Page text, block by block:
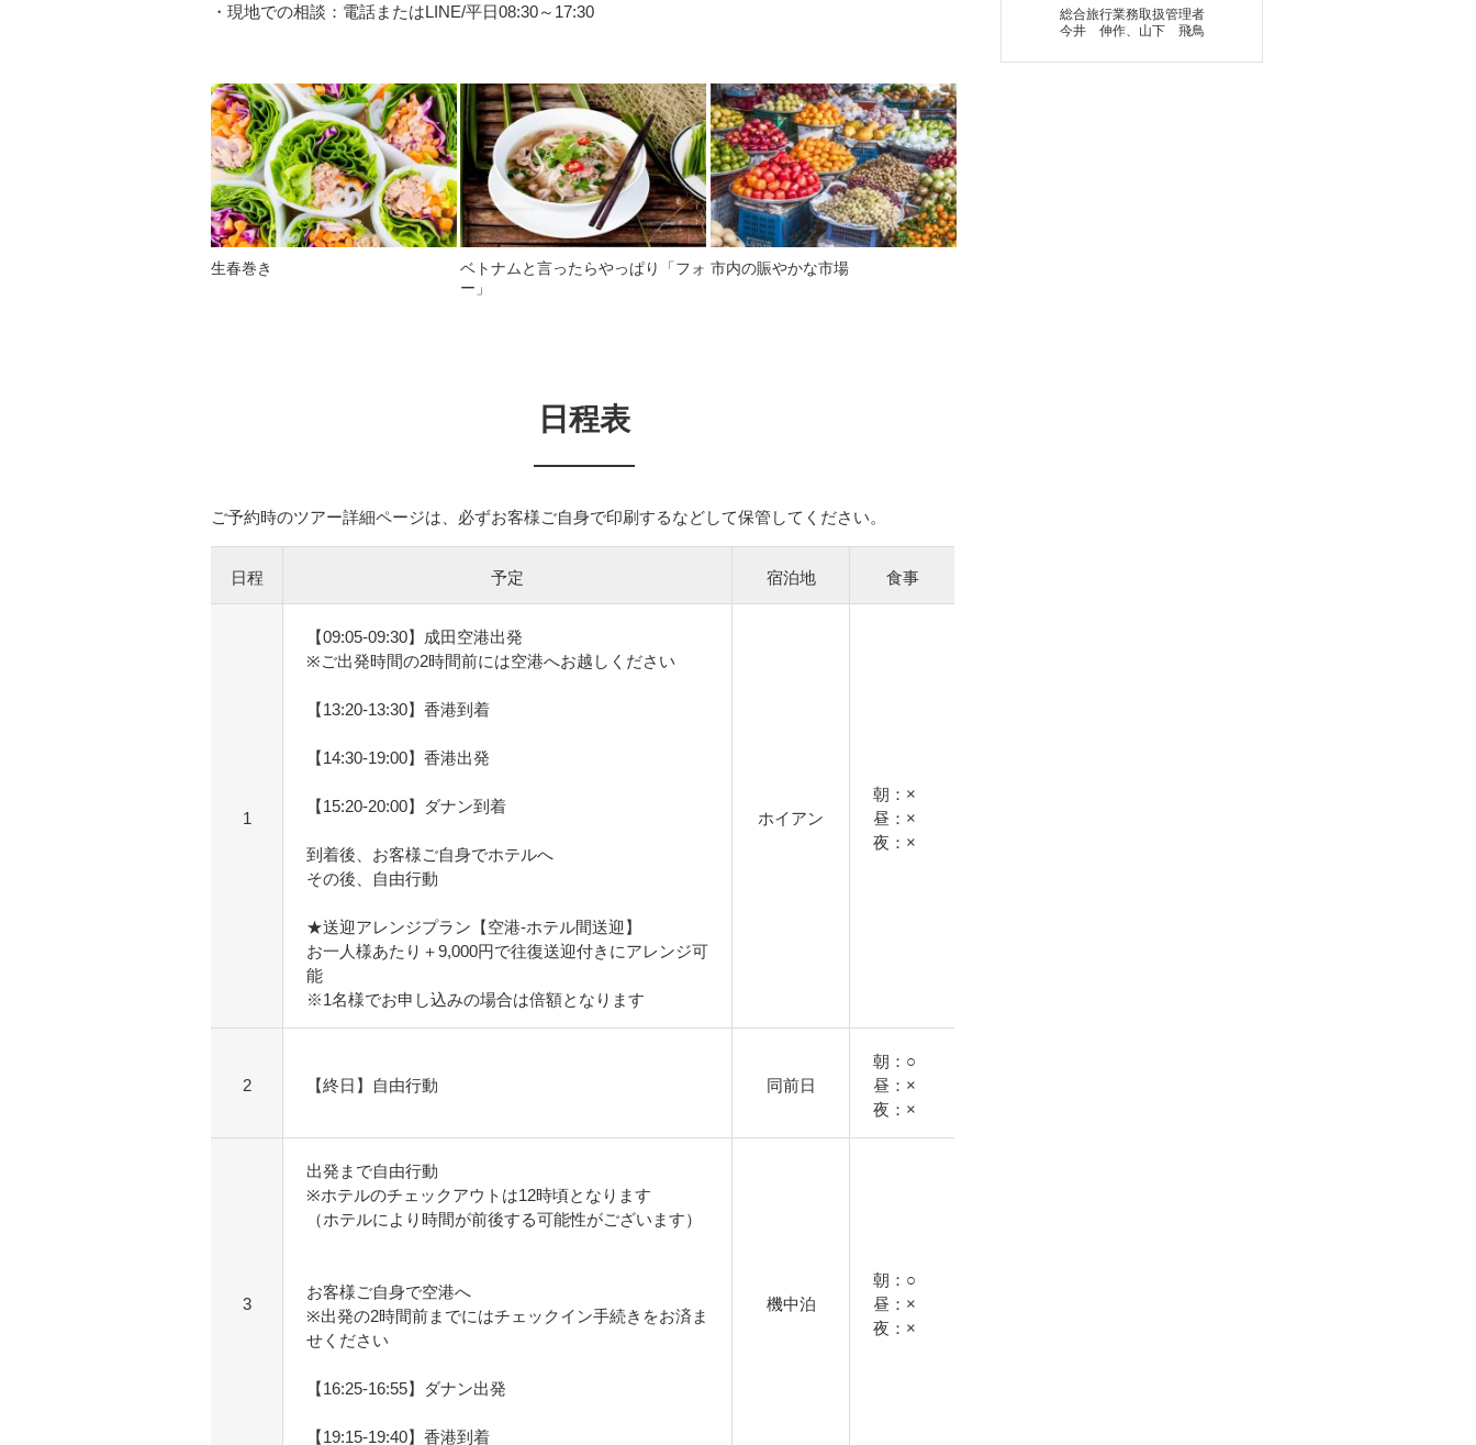
・現地での相談：電話またはLINE/平日08:30～17:30
生春巻き
ベトナムと言ったらやっぱり「フォ
ー」
市内の賑やかな市場
日程表
ご予約時のツアー詳細ページは、必ずお客様ご自身で印刷するなどして保管してください。
日程 予定 宿泊地 食事
1
【09:05-09:30】成田空港出発
※ご出発時間の2時間前には空港へお越しください
【13:20-13:30】香港到着
【14:30-19:00】香港出発
【15:20-20:00】ダナン到着
到着後、お客様ご自身でホテルへ
その後、自由行動
★送迎アレンジプラン【空港-ホテル間送迎】
お一人様あたり＋9,000円で往復送迎付きにアレンジ可
能
※1名様でお申し込みの場合は倍額となります
ホイアン
朝：×
昼：×
夜：×
2 【終日】自由行動 同前日
朝：○
昼：×
夜：×
3
出発まで自由行動
※ホテルのチェックアウトは12時頃となります
（ホテルにより時間が前後する可能性がございます）
お客様ご自身で空港へ
※出発の2時間前までにはチェックイン手続きをお済ま
せください
【16:25-16:55】ダナン出発
【19:15-19:40】香港到着
機中泊
朝：○
昼：×
夜：×
総合旅行業務取扱管理者
今井 伸作、山下 飛鳥